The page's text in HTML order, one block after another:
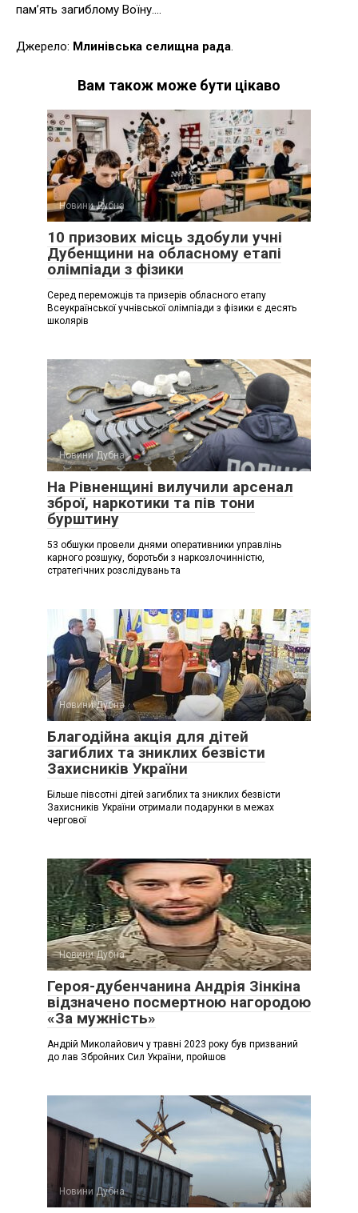
пам’ять загиблому Воїну….
Джерело: Млинівська селищна рада.
Вам також може бути цікаво
Новини Дубна
10 призових місць здобули учні
Дубенщини на обласному етапі
олімпіади з фізики
Серед переможців та призерів обласного етапу
Всеукраїнської учнівської олімпіади з фізики є десять
школярів
Новини Дубна
На Рівненщині вилучили арсенал
зброї, наркотики та пів тони
бурштину
53 обшуки провели днями оперативники управлінь
карного розшуку, боротьби з наркозлочинністю,
стратегічних розслідувань та
Новини Дубна
Благодійна акція для дітей
загиблих та зниклих безвісти
Захисників України
Більше півсотні дітей загиблих та зниклих безвісти
Захисників України отримали подарунки в межах
чергової
Новини Дубна
Героя-дубенчанина Андрія Зінкіна
відзначено посмертною нагородою
«За мужність»
Андрій Миколайович у травні 2023 року був призваний
до лав Збройних Сил України, пройшов
Новини Дубна